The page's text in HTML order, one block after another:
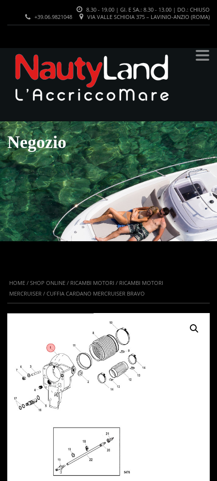
8.30 - 19.00 | GI. E SA.: 8.30 - 13.00 | DO.: CHIUSO
VIA VALLE SCHIOIA 375 – LAVINIO-ANZIO (ROMA)
+39.06.9821048
Negozio
HOME / SHOP ONLINE / RICAMBI MOTORI / RICAMBI MOTORI
MERCRUISER / CUFFIA CARDANO MERCRUISER BRAVO